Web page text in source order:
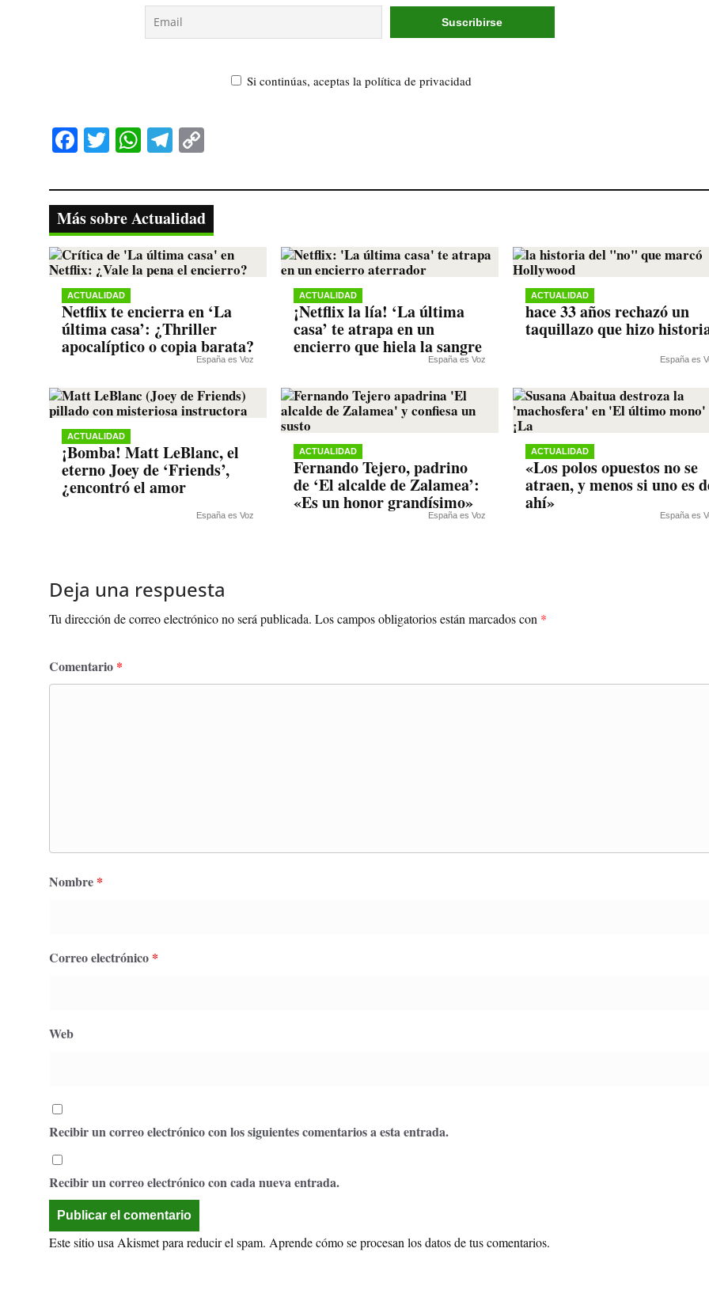
Si continúas, aceptas la política de privacidad
Fa
bo
ok
T
tte
r
W
ts
A
pp
Te
gr
a
m
y
Li
nk
Más sobre Actualidad
ACTUALIDAD
Netflix te encierra en ‘La
última casa’: ¿Thriller
apocalíptico o copia barata?
España es Voz
ACTUALIDAD
¡Netflix la lía! ‘La última
casa’ te atrapa en un
encierro que hiela la sangre
España es Voz
ACTUALIDAD
hace 33 años rechazó un
taquillazo que hizo
España es
ACTUALIDAD
¡Bomba! Matt LeBlanc, el
eterno Joey de ‘Friends’,
¿encontró el amor
España es Voz
ACTUALIDAD
Fernando Tejero, padrino
de ‘El alcalde de Zalamea’:
«Es un honor grandísimo»
España es Voz
ACTUALIDAD
«Los polos opuestos no se
atraen, y menos si uno es
ahí»
España es
Deja una respuesta
Tu dirección de correo electrónico no será publicada. Los campos obligatorios están marcados con *
Comentario *
Nombre *
Correo electrónico *
Web
Recibir un correo electrónico con los siguientes comentarios a esta entrada.
Recibir un correo electrónico con cada nueva entrada.
Este sitio usa Akismet para reducir el spam. Aprende cómo se procesan los datos de tus comentarios.